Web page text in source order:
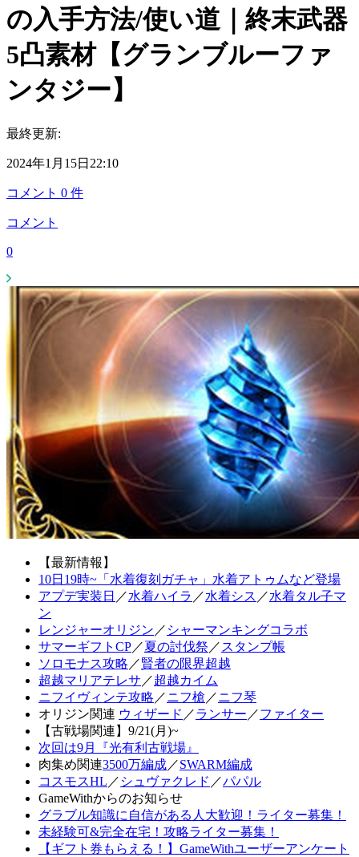
の入手方法/使い道｜終末武器
5凸素材【グランブルーファ
ンタジー】
最終更新:
2024年1月15日22:10
コメント 0 件
コメント
0
【最新情報】
10日19時~「水着復刻ガチャ」水着アトゥムなど登場
アプデ実装日 ／水着ハイラ ／水着シス ／水着タル子マ
ン
レンジャーオリジン ／ シャーマンキングコラボ
サマーギフトCP／夏の討伐祭 ／ スタンプ帳
ソロモナス攻略 ／賢者の限界超越
超越マリアテレサ ／超越カイム
ニフイヴィンテ攻略 ／ニフ槍 ／ニフ琴
オリジン関連 ウィザード ／ランサー ／ファイター
【古戦場関連】9/21(月)~
次回は9月『光有利古戦場』
肉集め関連3500万編成／SWARM編成
コスモスHL ／ シュヴァクレド ／パパル
GameWithからのお知らせ
グラブル知識に自信がある人大歓迎！ライター募集！
未経験可&完全在宅！攻略ライター募集！
【ギフト券もらえる！】GameWithユーザーアンケート